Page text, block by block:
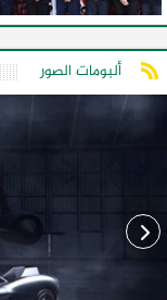
ألبومات الصور